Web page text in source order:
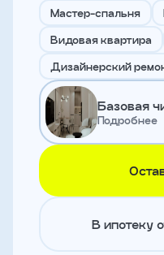
Мастер-спальня
Видовая квартира
Дизайнерский
Базовая
Подробнее
В ипотеку
условиями
конфиденциальности
Записаться
встречу